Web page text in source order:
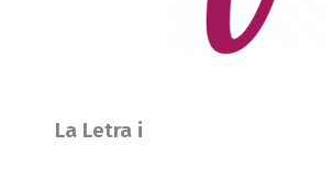
La Letra i